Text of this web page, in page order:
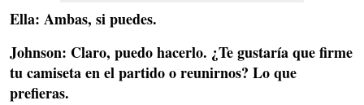
Ella: Ambas, si puedes.
Johnson: Claro, puedo hacerlo. ¿Te gustaría que firme
tu camiseta en el partido o reunirnos? Lo que
prefieras.